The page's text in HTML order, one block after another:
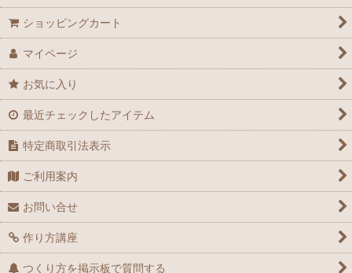
ショッピングカート
マイページ
お気に入り
最近チェックしたアイテム
特定商取引法表示
ご利用案内
お問い合せ
作り方講座
つくり方を掲示板で質問する